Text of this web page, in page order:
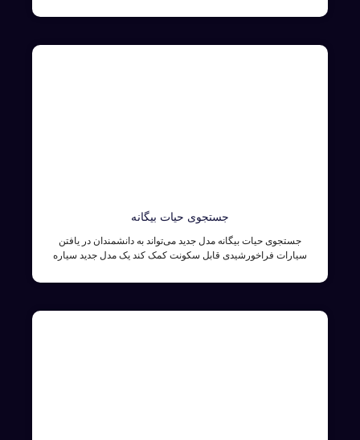
جستجوی حیات بیگانه
جستجوی حیات بیگانه مدل جدید می‌تواند به دانشمندان در یافتن
سیارات فراخورشیدی قابل سکونت کمک کند یک مدل جدید سیاره